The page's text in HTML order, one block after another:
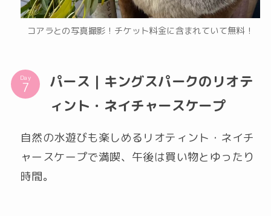
コアラとの写真撮影！チケット料金に含まれていて無料！
Day
パース｜キングスパークのリオテ
ィント・ネイチャースケープ
自然の水遊びも楽しめるリオティント・ネイチ
ャースケープで満喫、午後は買い物とゆったり
時間。